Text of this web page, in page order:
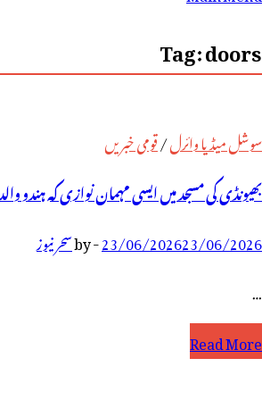
Tag:doors
سوشل میڈیا وائرل/قومی خبریں
بھیونڈی کی مسجد میں ایسی مہمان نوازی کہ ہندو
23/06/202623/06/2026
-
byسحر نیوز
…
بھیونڈی
Read More